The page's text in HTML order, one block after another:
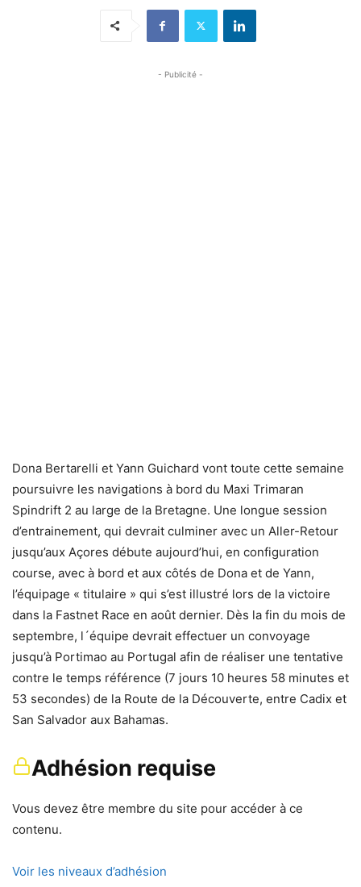
- Publicité -
Dona Bertarelli et Yann Guichard vont toute cette semaine
poursuivre les navigations à bord du Maxi Trimaran
Spindrift 2 au large de la Bretagne. Une longue session
d’entrainement, qui devrait culminer avec un Aller-Retour
jusqu’aux Açores débute aujourd’hui, en configuration
course, avec à bord et aux côtés de Dona et de Yann,
l’équipage « titulaire » qui s’est illustré lors de la victoire
dans la Fastnet Race en août dernier. Dès la fin du mois de
septembre, l´équipe devrait effectuer un convoyage
jusqu’à Portimao au Portugal afin de réaliser une tentative
contre le temps référence (7 jours 10 heures 58 minutes et
53 secondes) de la Route de la Découverte, entre Cadix et
San Salvador aux Bahamas.
Adhésion requise
Vous devez être membre du site pour accéder à ce
contenu.
Voir les niveaux d’adhésion